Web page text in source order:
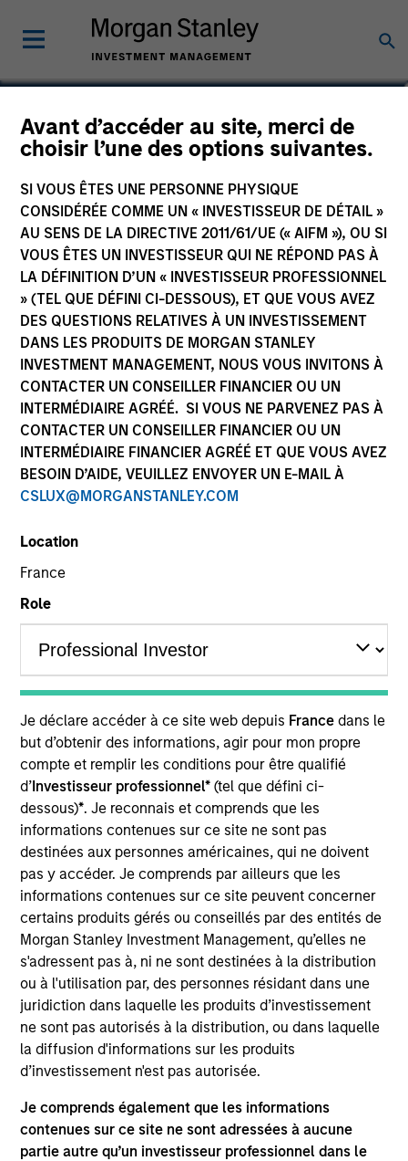
Avant d’accéder au site, merci de
choisir l’une des options suivantes.
SI VOUS ÊTES UNE PERSONNE PHYSIQUE
CONSIDÉRÉE COMME UN « INVESTISSEUR DE DÉTAIL »
AU SENS DE LA DIRECTIVE 2011/61/UE (« AIFM »), OU SI
VOUS ÊTES UN INVESTISSEUR QUI NE RÉPOND PAS À
LA DÉFINITION D’UN « INVESTISSEUR PROFESSIONNEL
» (TEL QUE DÉFINI CI-DESSOUS), ET QUE VOUS AVEZ
DES QUESTIONS RELATIVES À UN INVESTISSEMENT
DANS LES PRODUITS DE MORGAN STANLEY
INVESTMENT MANAGEMENT, NOUS VOUS INVITONS À
CONTACTER UN CONSEILLER FINANCIER OU UN
INTERMÉDIAIRE AGRÉÉ. SI VOUS NE PARVENEZ PAS À
CONTACTER UN CONSEILLER FINANCIER OU UN
INTERMÉDIAIRE FINANCIER AGRÉÉ ET QUE VOUS AVEZ
BESOIN D’AIDE, VEUILLEZ ENVOYER UN E-MAIL À
CSLUX@MORGANSTANLEY.COM
Location
France
Role
Je déclare accéder à ce site web depuis France dans le
but d’obtenir des informations, agir pour mon propre
compte et remplir les conditions pour être qualifié
d’Investisseur professionnel*(tel que défini ci-
dessous)*. Je reconnais et comprends que les
informations contenues sur ce site ne sont pas
destinées aux personnes américaines, qui ne doivent
pas y accéder. Je comprends par ailleurs que les
informations contenues sur ce site peuvent concerner
certains produits gérés ou conseillés par des entités de
Morgan Stanley Investment Management, qu’elles ne
s'adressent pas à, ni ne sont destinées à la distribution
ou à l'utilisation par, des personnes résidant dans une
juridiction dans laquelle les produits d’investissement
ne sont pas autorisés à la distribution, ou dans laquelle
la diffusion d'informations sur les produits
d’investissement n'est pas autorisée.
Je comprends également que les informations
contenues sur ce site ne sont adressées à aucune
partie autre qu’un investisseur professionnel dans le
Heath Christensen, CFA
Co-Head of Credit Research, Portfolio
Manager
YEARS OF INDUSTRY EXPERIENCE
TEAM
Floating-Rate Loans Team
Heath is an executive director of Morgan Stanley
Investment Management Fixed Income and co-
head of credit research on the Floating-Rate Loan
investment team. Heath serves as portfolio
manager on the firm’s institutional and offshore
floating-rate loan strategies, where he is
responsible for buy and sell decisions, portfolio
construction and risk management. He is also
responsible for research coverage of the
software/technology, aerospace and defense, and
transportation sectors. He joined Eaton Vance in
2003. Heath began his career in the investment
Vance, he was affiliated with PFPC Global Fund
Services and H&R Block Financial Advisors. Heath
earned a B.S. from The Pennsylvania State